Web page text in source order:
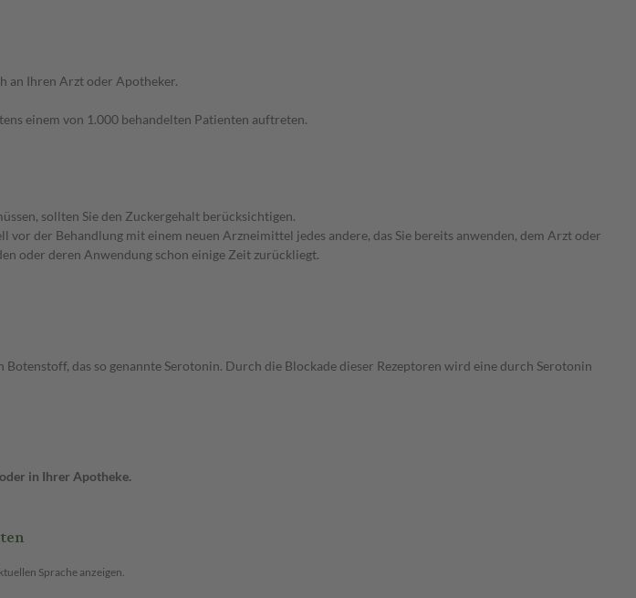
an Ihren Arzt oder Apotheker.
einem von 1.000 behandelten Patienten auftreten.
sollten Sie den Zuckergehalt berücksichtigen.
der Behandlung mit einem neuen Arzneimittel jedes andere, das Sie bereits anwenden, dem Arzt oder
oder deren Anwendung schon einige Zeit zurückliegt.
das so genannte Serotonin. Durch die Blockade dieser Rezeptoren wird eine durch Serotonin
in Ihrer Apotheke.
Sprache anzeigen.